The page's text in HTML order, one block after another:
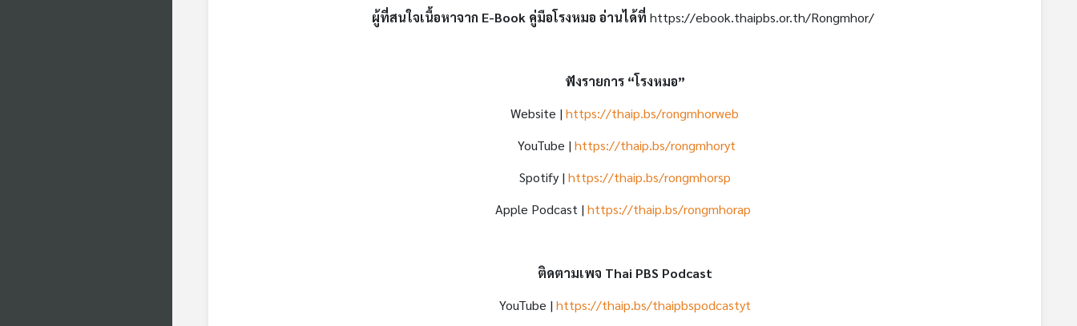
ผู้ที่สนใจเนื้อหาจาก E-Book คู่มือโรงหมอ อ่านได้ที่ https://ebook.thaipbs.or.th/Rongmhor/
ฟังรายการ “โรงหมอ”
Website | https://thaip.bs/rongmhorweb
YouTube | https://thaip.bs/rongmhoryt
Spotify | https://thaip.bs/rongmhorsp
Apple Podcast | https://thaip.bs/rongmhorap
ติดตามเพจ Thai PBS Podcast
YouTube | https://thaip.bs/thaipbspodcastyt